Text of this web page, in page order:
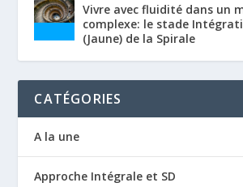
Vivre avec fluidité dans un
complexe: le stade
(Jaune) de la Spirale
CATÉGORIES
A la une
Approche Intégrale et SD